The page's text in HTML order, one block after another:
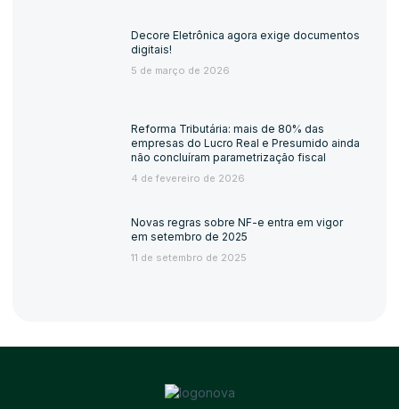
Decore Eletrônica agora exige documentos
digitais!
5 de março de 2026
Reforma Tributária: mais de 80% das
empresas do Lucro Real e Presumido ainda
não concluíram parametrização fiscal
4 de fevereiro de 2026
Novas regras sobre NF-e entra em vigor
em setembro de 2025
11 de setembro de 2025